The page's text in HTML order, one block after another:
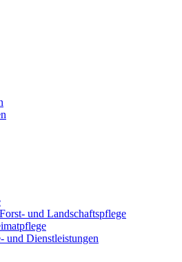
und Landschaftspflege
und Dienstleistungen